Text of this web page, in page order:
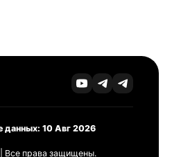
данных: 10 Авг 2026
Все права защищены.